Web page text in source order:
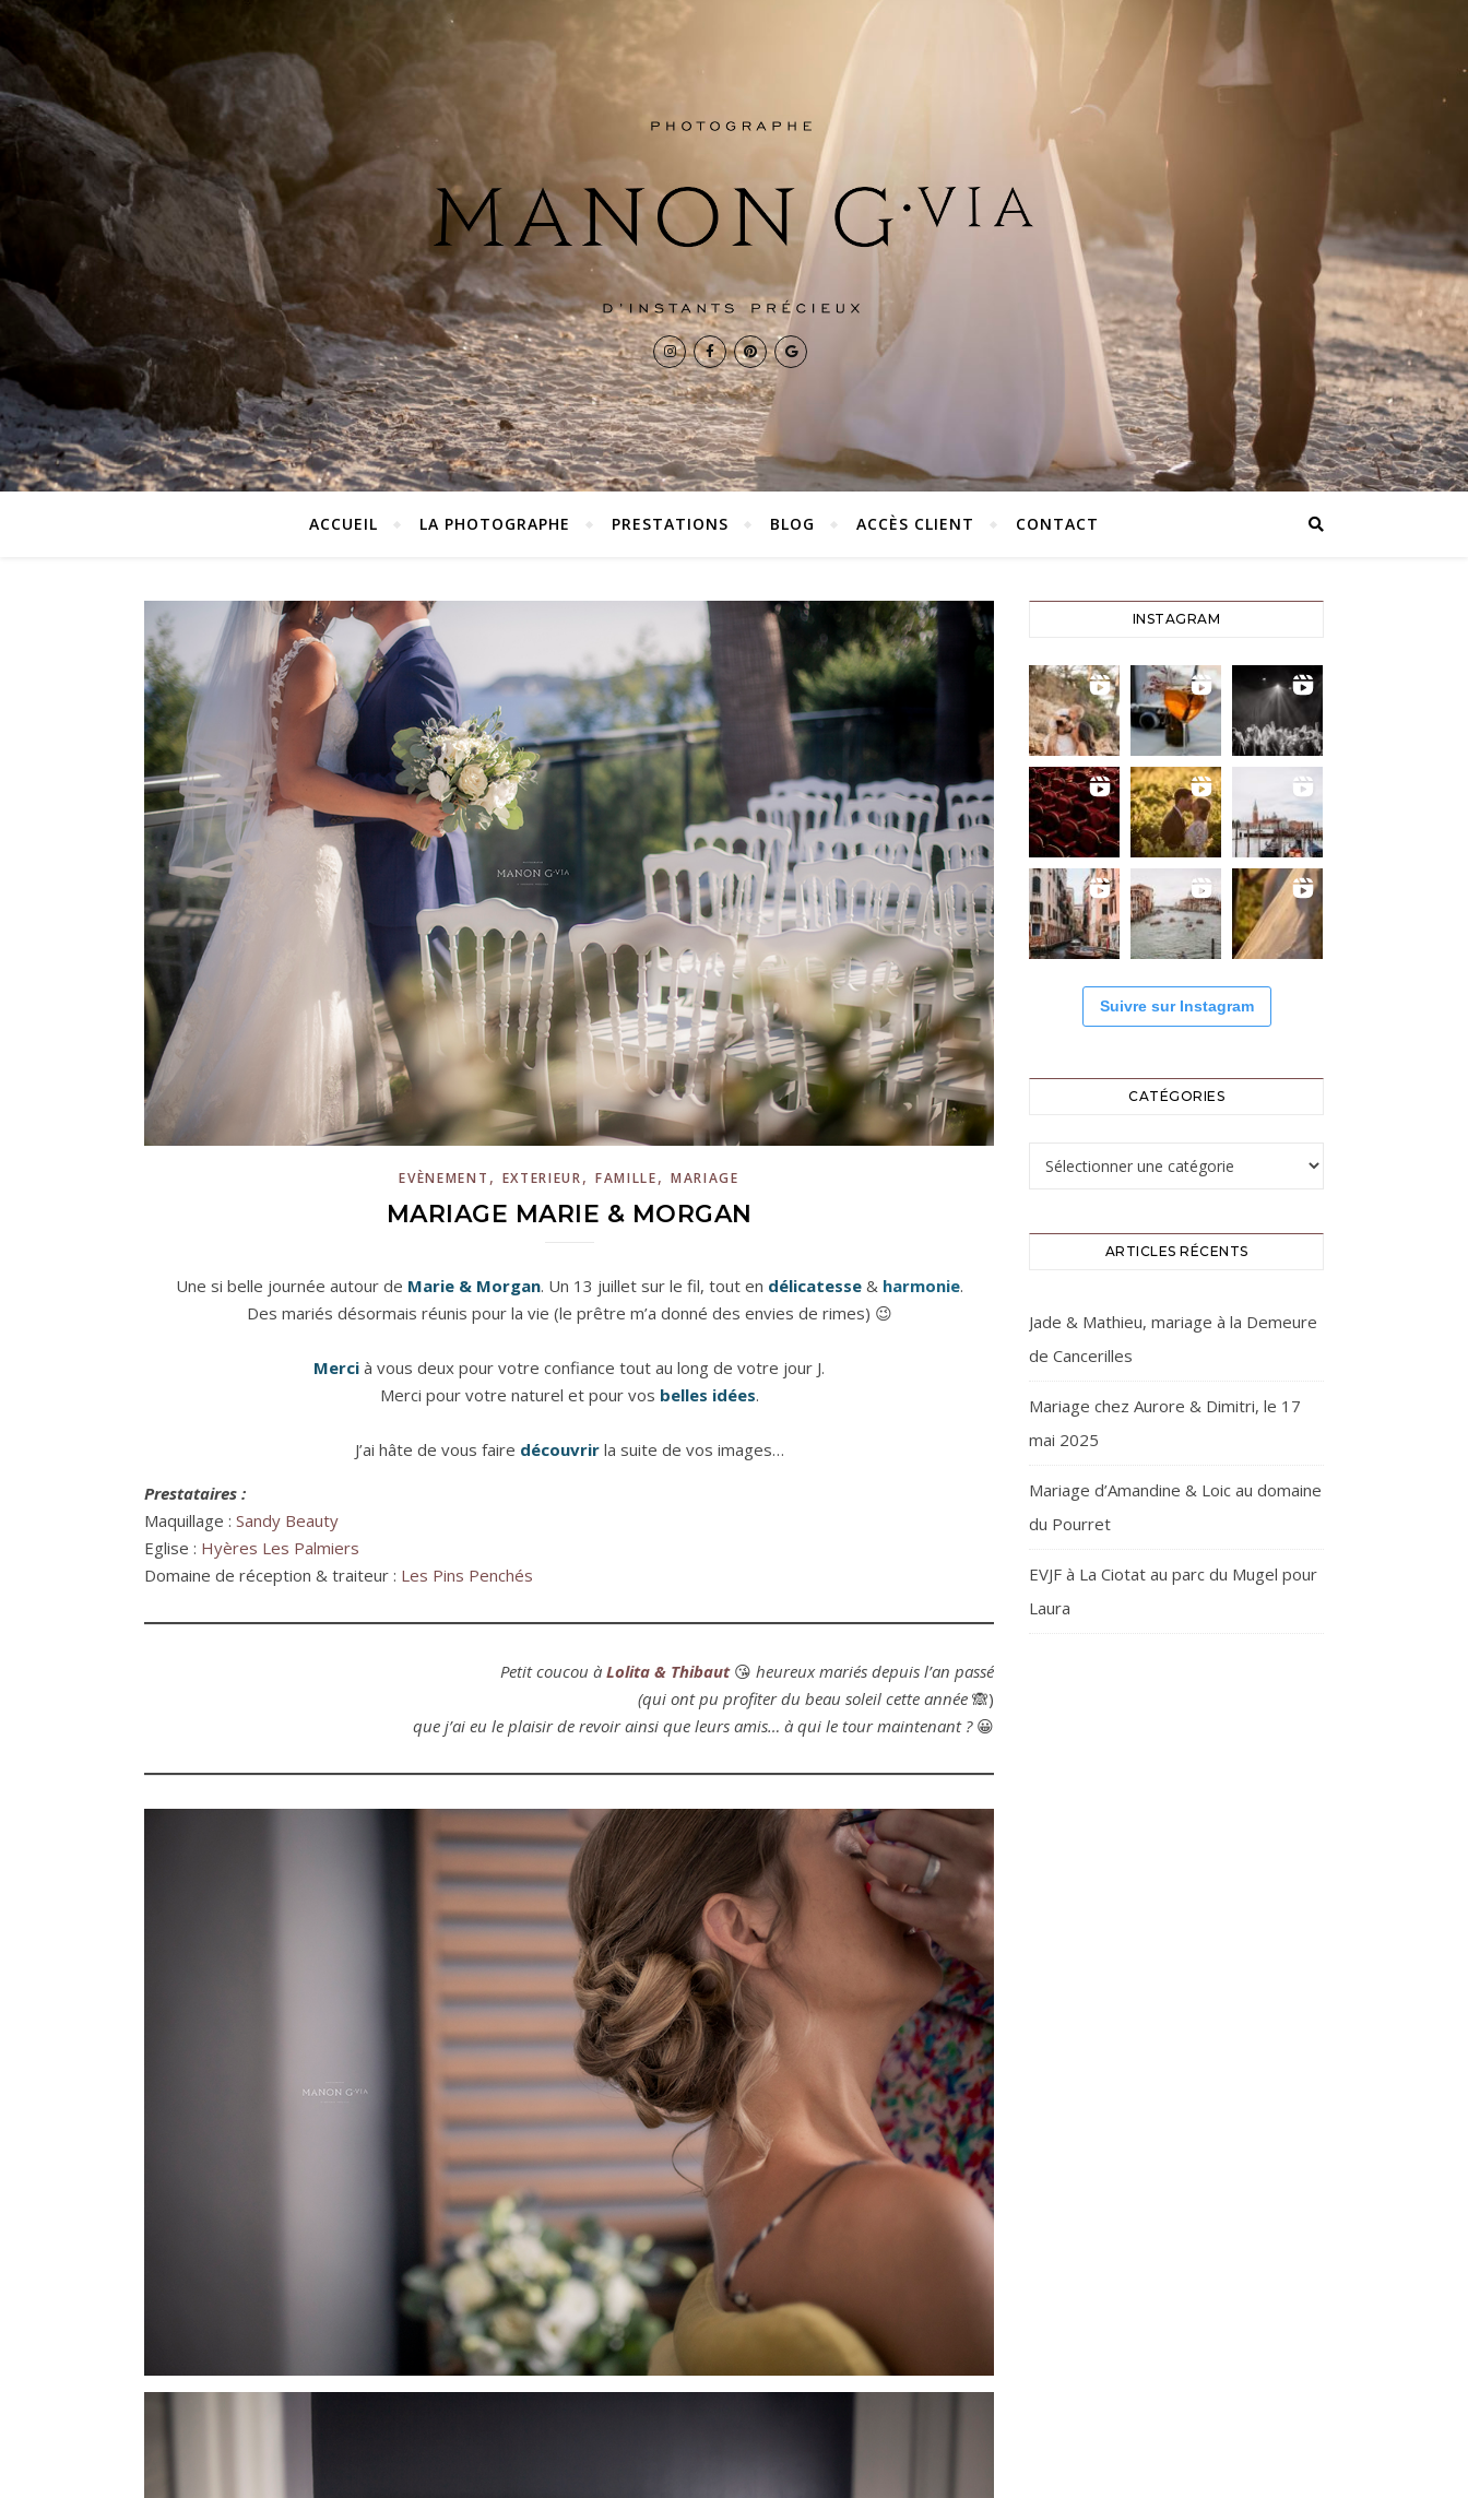
ACCUEIL LA PHOTOGRAPHE PRESTATIONS BLOG ACCÈS CLIENT CONTACT
EVÈNEMENT , EXTERIEUR, FAMILLE, MARIAGE
MARIAGE MARIE & MORGAN
Une si belle journée autour de Marie & Morgan. Un 13 juillet sur le fil, tout en délicatesse& harmonie.
Des mariés désormais réunis pour la vie (le prêtre m’a donné des envies de rimes) 😉
Merci à vous deux pour votre confiance tout au long de votre jour J.
Merci pour votre naturel et pour vos belles idées.
J’ai hâte de vous faire découvrirla suite de vos images…
Prestataires :
Maquillage : Sandy Beauty
Eglise : Hyères Les Palmiers
Domaine de réception & traiteur : Les Pins Penchés
Petit coucou à Lolita & Thibaut😘 heureux mariés depuis l’an passé
(qui ont pu profiter du beau soleil cette année 🙈)
que j’ai eu le plaisir de revoir ainsi que leurs amis… à qui le tour maintenant ? 😀
INSTAGRAM
Suivre sur Instagram
CATÉGORIES
Catégories
ARTICLES RÉCENTS
Jade & Mathieu, mariage à la Demeure
de Cancerilles
Mariage chez Aurore & Dimitri, le 17
mai 2025
Mariage d’Amandine & Loic au domaine
du Pourret
EVJF à La Ciotat au parc du Mugel pour
Laura